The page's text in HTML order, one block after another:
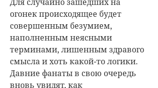
огонек происходящее будет
совершенным безумием,
наполненным неясными
терминами, лишенным здравого
смысла и хоть какой-то логики.
Давние фанаты в свою очередь
вновь увидят, как